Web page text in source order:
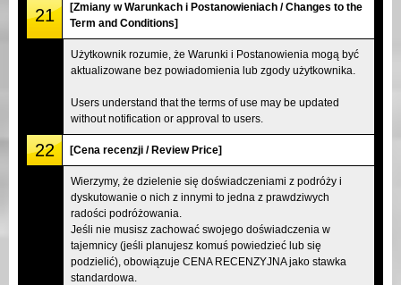
21
[Zmiany w Warunkach i Postanowieniach / Changes to the
Term and Conditions]
Użytkownik rozumie, że Warunki i Postanowienia mogą być
aktualizowane bez powiadomienia lub zgody użytkownika.
Users understand that the terms of use may be updated
without notification or approval to users.
22 [Cena recenzji / Review Price]
Wierzymy, że dzielenie się doświadczeniami z podróży i
dyskutowanie o nich z innymi to jedna z prawdziwych
radości podróżowania.
Jeśli nie musisz zachować swojego doświadczenia w
tajemnicy (jeśli planujesz komuś powiedzieć lub się
podzielić), obowiązuje CENA RECENZYJNA jako stawka
standardowa.